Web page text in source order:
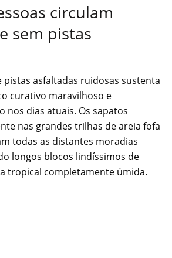
circulam
sem pistas
pistas asfaltadas ruidosas sustenta
curativo maravilhoso e
nos dias atuais. Os sapatos
nas grandes trilhas de areia fofa
todas as distantes moradias
longos blocos lindíssimos de
tropical completamente úmida.